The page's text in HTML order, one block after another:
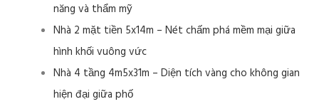
năng và thẩm mỹ
Nhà 2 mặt tiền 5x14m – Nét chấm phá mềm mại giữa
hình khối vuông vức
Nhà 4 tầng 4m5x31m – Diện tích vàng cho không gian
hiện đại giữa phố